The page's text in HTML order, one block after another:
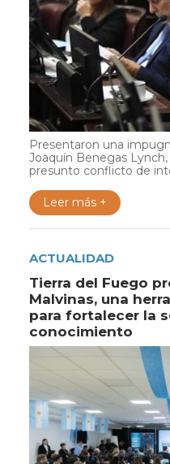
Presentaron una
Joaquín Benegas
presunto conflicto de
Leer más +
ACTUALIDAD
Tierra del Fuego
Malvinas, una
para fortalecer la
conocimiento